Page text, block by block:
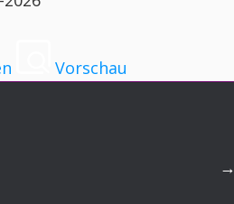
Vorschau
→